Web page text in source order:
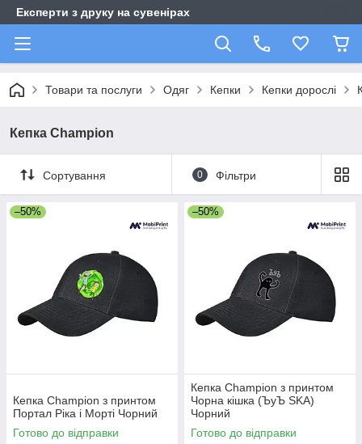
Експерти з друку на сувенірах
Товари та послуги Одяг Кепки Кепки дорослі
Кепка Champion
Сортування 0 Фільтри
–50%
Кепка Champion з принтом
Портал Ріка і Морті Чорний
Готово до відправки
–50%
Кепка Champion з принтом
Чорна кішка (ЪуЪ SKA)
Чорний
Готово до відправки